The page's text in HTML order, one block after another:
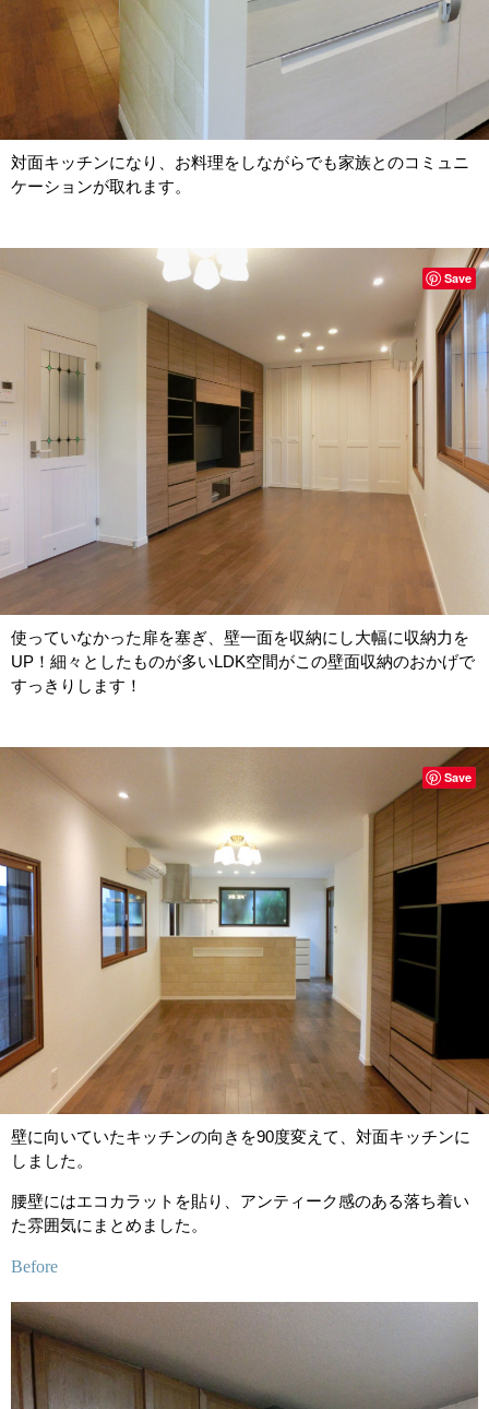
対面キッチンになり、お料理をしながらでも家族とのコミュニ
ケーションが取れます。
使っていなかった扉を塞ぎ、壁一面を収納にし大幅に収納力を
UP！細々としたものが多いLDK空間がこの壁面収納のおかげで
すっきりします！
Save
壁に向いていたキッチンの向きを90度変えて、対面キッチンに
しました。
腰壁にはエコカラットを貼り、アンティーク感のある落ち着い
た雰囲気にまとめました。
Before
Save